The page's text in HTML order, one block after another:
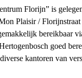
Florijn” is
Plaisir /
bereikbaar
goed
kantoren van